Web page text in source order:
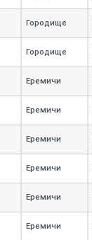
Городище
Городище
Еремичи
Еремичи
Еремичи
Еремичи
Еремичи
Еремичи